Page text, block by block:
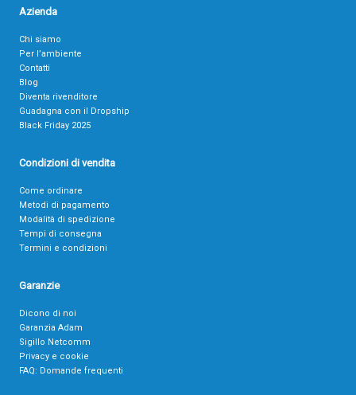
Azienda
Chi siamo
Per l’ambiente
Contatti
Blog
Diventa rivenditore
Guadagna con il Dropship
Black Friday 2025
Condizioni di vendita
Come ordinare
Metodi di pagamento
Modalità di spedizione
Tempi di consegna
Termini e condizioni
Garanzie
Dicono di noi
Garanzia Adam
Sigillo Netcomm
Privacy e cookie
FAQ: Domande frequenti